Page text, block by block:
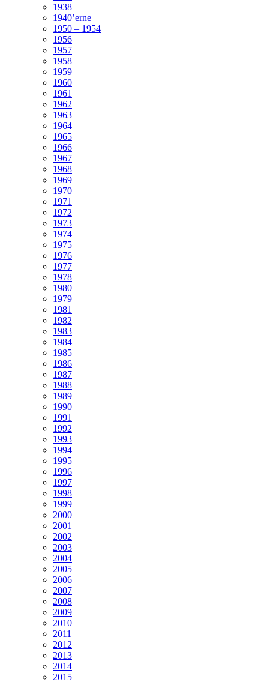
1938
1940’erne
1950 – 1954
1956
1957
1958
1959
1960
1961
1962
1963
1964
1965
1966
1967
1968
1969
1970
1971
1972
1973
1974
1975
1976
1977
1978
1980
1979
1981
1982
1983
1984
1985
1986
1987
1988
1989
1990
1991
1992
1993
1994
1995
1996
1997
1998
1999
2000
2001
2002
2003
2004
2005
2006
2007
2008
2009
2010
2011
2012
2013
2014
2015